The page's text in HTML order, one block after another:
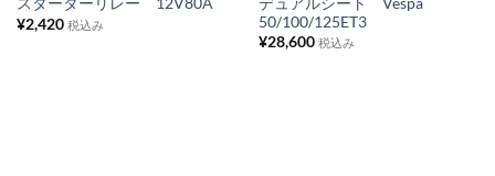
スターターリレー 12V80A
¥2,420 税込み
50/100/125ET3
¥28,600 税込み